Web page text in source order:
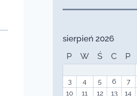
sierpień 2026
P
W Ś C P
3
4 5 6 7
10
11 12 13 14